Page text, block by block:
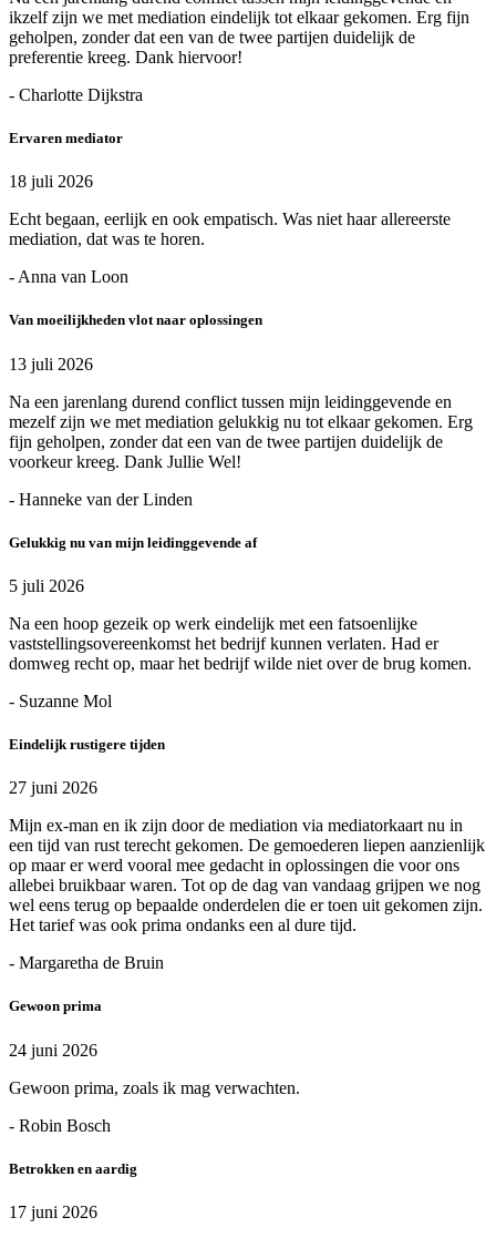
ikzelf zijn we met mediation eindelijk tot elkaar gekomen. Erg fijn
geholpen, zonder dat een van de twee partijen duidelijk de
preferentie kreeg. Dank hiervoor!
- Charlotte Dijkstra
Ervaren mediator
18 juli 2026
Echt begaan, eerlijk en ook empatisch. Was niet haar allereerste
mediation, dat was te horen.
- Anna van Loon
Van moeilijkheden vlot naar oplossingen
13 juli 2026
Na een jarenlang durend conflict tussen mijn leidinggevende en
mezelf zijn we met mediation gelukkig nu tot elkaar gekomen. Erg
fijn geholpen, zonder dat een van de twee partijen duidelijk de
voorkeur kreeg. Dank Jullie Wel!
- Hanneke van der Linden
Gelukkig nu van mijn leidinggevende af
5 juli 2026
Na een hoop gezeik op werk eindelijk met een fatsoenlijke
vaststellingsovereenkomst het bedrijf kunnen verlaten. Had er
domweg recht op, maar het bedrijf wilde niet over de brug komen.
- Suzanne Mol
Eindelijk rustigere tijden
27 juni 2026
Mijn ex-man en ik zijn door de mediation via mediatorkaart nu in
een tijd van rust terecht gekomen. De gemoederen liepen aanzienlijk
op maar er werd vooral mee gedacht in oplossingen die voor ons
allebei bruikbaar waren. Tot op de dag van vandaag grijpen we nog
wel eens terug op bepaalde onderdelen die er toen uit gekomen zijn.
Het tarief was ook prima ondanks een al dure tijd.
- Margaretha de Bruin
Gewoon prima
24 juni 2026
Gewoon prima, zoals ik mag verwachten.
- Robin Bosch
Betrokken en aardig
17 juni 2026